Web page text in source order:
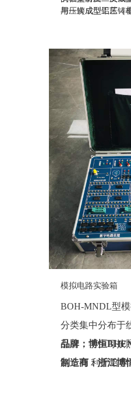
用压铸成型工艺（
化处理，截面尺寸
8mm，端部装有
25mm三聚氰胺饰
面板下设支撑框架
体简约不简单，高
趋势。
与一次成型铝压铸
模拟电路实验箱
BOH-MNDL型
分类集中分布于
引出，学生可按
路，有 利于培养
品牌：博恒
制造商：浙江博